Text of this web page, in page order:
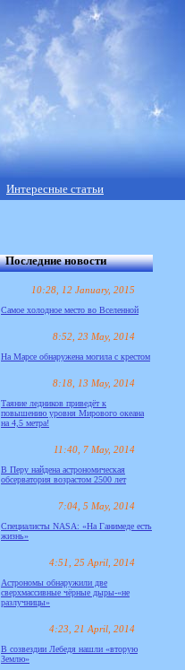
Интересные статьи
Последние новости
10:28, 12 January, 2015
Самое холодное место во Вселенной
8:52, 23 May, 2014
На Марсе обнаружена могила с крестом
8:18, 13 May, 2014
Таяние ледников приведёт к
повышению уровня Мирового океана
на 4,5 метра!
11:40, 7 May, 2014
В Перу найдена астрономическая
обсерватория возрастом 2500 лет
7:04, 5 May, 2014
Специалисты NASA: «На Ганимеде есть
жизнь»
4:51, 25 April, 2014
Астрономы обнаружили две
сверхмассивные чёрные дыры-«не
разлучницы»
4:23, 21 April, 2014
В созвездии Лебедя нашли «вторую
Землю»